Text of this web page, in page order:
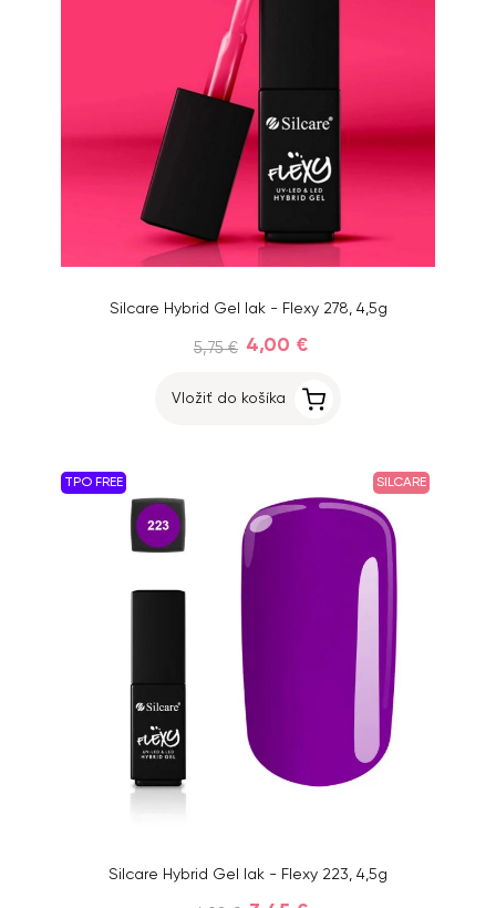
Silcare Hybrid Gel lak - Flexy 278, 4,5g
5,75 € 4,00 €
Vložiť do košíka
TPO FREE SILCARE
Silcare Hybrid Gel lak - Flexy 223, 4,5g